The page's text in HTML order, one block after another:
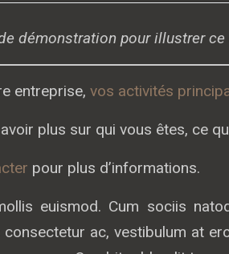
démonstration pour illustrer
entreprise, vos activités
plus sur qui vous êtes, ce
pour plus d’informations.
euismod. Cum sociis
ac, vestibulum at